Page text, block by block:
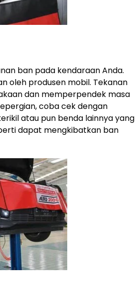
ban pada kendaraan Anda.
oleh produsen mobil. Tekanan
dan memperpendek masa
coba cek dengan
atau pun benda lainnya yang
dapat mengkibatkan ban